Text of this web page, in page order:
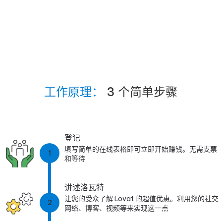
工作原理： 3 个简单步骤
1
登记
填写简单的在线表格即可立即开始赚钱。无需支票
和等待
2
讲述洛瓦特
让您的受众了解 Lovat 的超值优惠。利用您的社交
网络、博客、视频等来实现这一点